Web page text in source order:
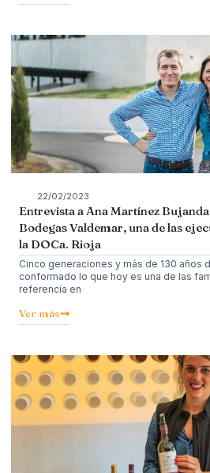
22/02/2023
Entrevista a Ana Martínez
Bodegas Valdemar, una de las
la DOCa. Rioja
Cinco generaciones y más de 130 años
conformado lo que hoy es una de las
referencia en
Ver más